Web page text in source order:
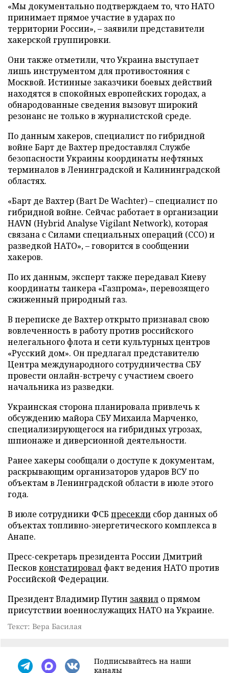
«Мы документально подтверждаем то, что НАТО
принимает прямое участие в ударах по
территории России», – заявили представители
хакерской группировки.
Они также отметили, что Украина выступает
лишь инструментом для противостояния с
Москвой. Истинные заказчики боевых действий
находятся в спокойных европейских городах, а
обнародованные сведения вызовут широкий
резонанс не только в журналистской среде.
По данным хакеров, специалист по гибридной
войне Барт де Вахтер предоставлял Службе
безопасности Украины координаты нефтяных
терминалов в Ленинградской и Калининградской
областях.
«Барт де Вахтер (Bart De Wachter) – специалист по
гибридной войне. Сейчас работает в организации
HAVN (Hybrid Analyse Vigilant Network), которая
связана с Силами специальных операций (ССО) и
разведкой НАТО», – говорится в сообщении
хакеров.
По их данным, эксперт также передавал Киеву
координаты танкера «Газпрома», перевозящего
сжиженный природный газ.
В переписке де Вахтер открыто признавал свою
вовлеченность в работу против российского
нелегального флота и сети культурных центров
«Русский дом». Он предлагал представителю
Центра международного сотрудничества СБУ
провести онлайн-встречу с участием своего
начальника из разведки.
Украинская сторона планировала привлечь к
обсуждению майора СБУ Михаила Марченко,
специализирующегося на гибридных угрозах,
шпионаже и диверсионной деятельности.
Ранее хакеры сообщали о доступе к документам,
раскрывающим организаторов ударов ВСУ по
объектам в Ленинградской области в июле этого
года.
В июле сотрудники ФСБ пресекли сбор данных об
объектах топливно-энергетического комплекса в
Анапе.
Пресс-секретарь президента России Дмитрий
Песков констатировал факт ведения НАТО против
Российской Федерации.
Президент Владимир Путин заявил о прямом
присутствии военнослужащих НАТО на Украине.
Текст: Вера Басилая
Подписывайтесь на наши
каналы